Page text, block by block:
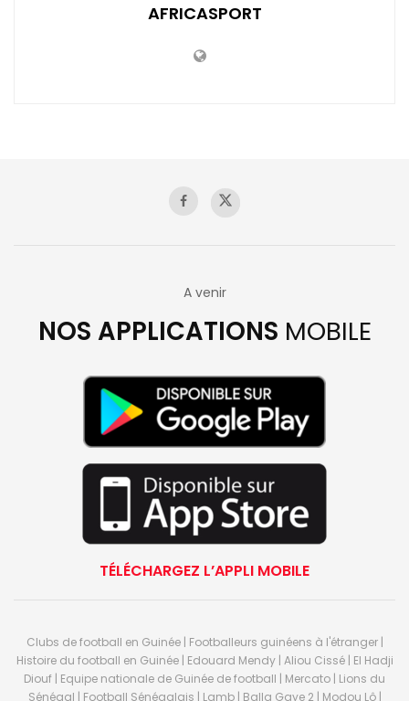
AFRICASPORT
A venir
NOS APPLICATIONS MOBILE
TÉLÉCHARGEZ L’APPLI MOBILE
Clubs de football en Guinée | Footballeurs guinéens à l'étranger |
Histoire du football en Guinée | Edouard Mendy | Aliou Cissé | El Hadji
Diouf | Equipe nationale de Guinée de football | Mercato | Lions du
Sénégal | Football Sénégalais | Lamb | Balla Gaye 2 | Modou Lô |